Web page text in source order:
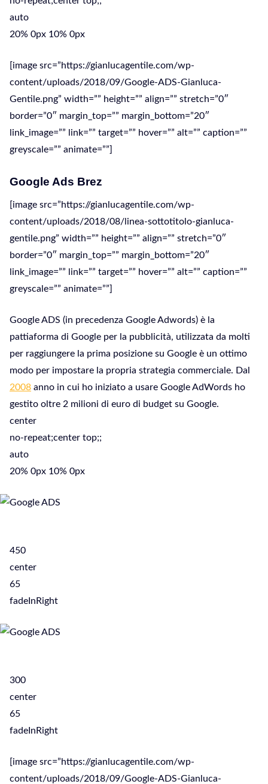
auto
20% 0px 10% 0px
[image src=”https://gianlucagentile.com/wp-
content/uploads/2018/09/Google-ADS-Gianluca-
Gentile.png” width=”” height=”” align=”” stretch=”0″
border=”0″ margin_top=”” margin_bottom=”20″
link_image=”” link=”” target=”” hover=”” alt=”” caption=””
greyscale=”” animate=””]
Google Ads Brez
[image src=”https://gianlucagentile.com/wp-
content/uploads/2018/08/linea-sottotitolo-gianluca-
gentile.png” width=”” height=”” align=”” stretch=”0″
border=”0″ margin_top=”” margin_bottom=”20″
link_image=”” link=”” target=”” hover=”” alt=”” caption=””
greyscale=”” animate=””]
Google ADS (in precedenza Google Adwords) è la
pattiaforma di Google per la pubblicità, utilizzata da molti
per raggiungere la prima posizione su Google è un ottimo
modo per impostare la propria strategia commerciale. Dal
2008 anno in cui ho iniziato a usare Google AdWords ho
gestito oltre 2 milioni di euro di budget su Google.
center
no-repeat;center top;;
auto
20% 0px 10% 0px
450
center
65
fadeInRight
300
center
65
fadeInRight
[image src=”https://gianlucagentile.com/wp-
content/uploads/2018/09/Google-ADS-Gianluca-